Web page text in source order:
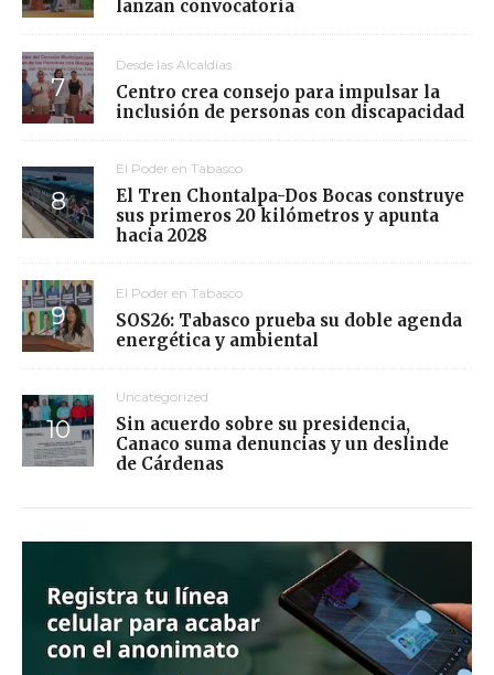
lanzan convocatoria
Desde las Alcaldías
Centro crea consejo para impulsar la
inclusión de personas con discapacidad
El Poder en Tabasco
El Tren Chontalpa-Dos Bocas construye
sus primeros 20 kilómetros y apunta
hacia 2028
El Poder en Tabasco
SOS26: Tabasco prueba su doble agenda
energética y ambiental
Uncategorized
Sin acuerdo sobre su presidencia,
Canaco suma denuncias y un deslinde
de Cárdenas